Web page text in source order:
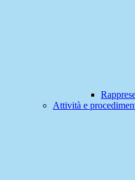
Attività e